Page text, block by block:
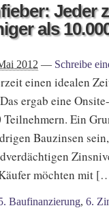
Jeder
als
2012 — Schreibe
einen idealen
ergab eine
Ein
Bauzinsen
möchten mit
Baufinanzierung, 6.